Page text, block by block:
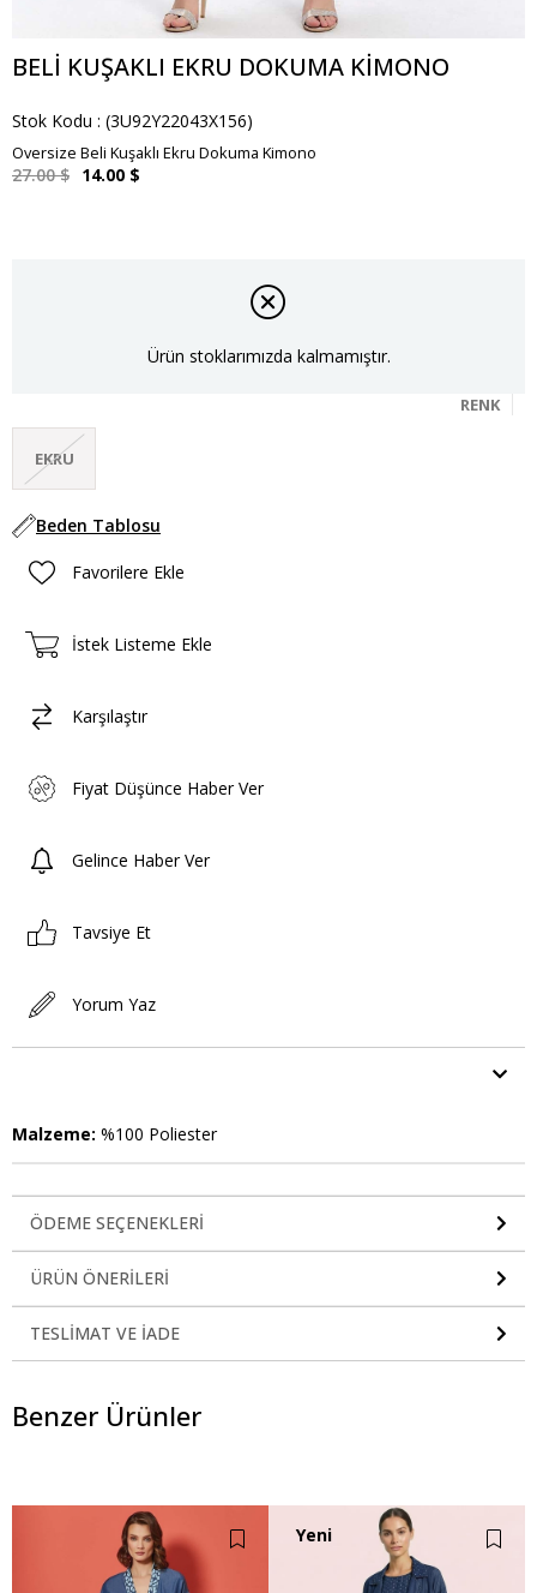
BELI KUŞAKLI EKRU DOKUMA KIMONO
Stok Kodu (3U92Y22043X156)
Oversize Beli Kuşaklı Ekru Dokuma Kimono
27.00 $ 14.00 $
Ürün stoklarımızda kalmamıştır.
RENK
EKRU
Beden Tablosu
Favorilere Ekle
İstek Listeme Ekle
Karşılaştır
Fiyat Düşünce Haber Ver
Gelince Haber Ver
Tavsiye Et
Yorum Yaz
Malzeme: %100 Poliester
ÖDEME SEÇENEKLERI
ÜRÜN ÖNERILERI
TESLIMAT VE İADE
Benzer Ürünler
Yeni